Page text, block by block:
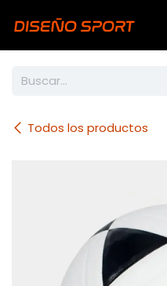
Todos los productos